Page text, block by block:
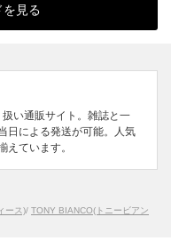
を見る
い通販サイト。雑誌と一
日による発送が可能。人気
えています。
ース)/ TONY BIANCO(トニービアン